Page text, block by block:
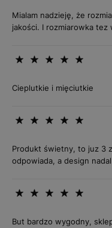
Mialam nadzieję, że
jakości. I rozmiarowka tez
Cieplutkie i mięciutkie
Produkt świetny, to juz 3
odpowiada, a design
But bardzo wygodny,